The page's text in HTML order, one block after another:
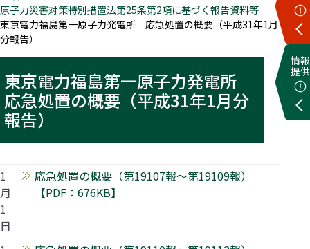
情報
提供
原子力災害対策特別措置法第25条第2項に基づく報告資料等
東京電力福島第一原子力発電所 応急処置の概要（平成31年1月
分報告）
東京電力福島第一原子力発電所
応急処置の概要（平成31年1月分
報告）
1
月
1
日
応急処置の概要（第19107報～第19109報）
【PDF：676KB】